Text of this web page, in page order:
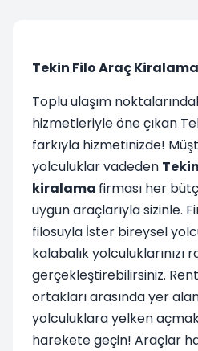
Tekin Filo Araç Kiralama
Toplu ulaşım
hizmetleriyle öne çıkan
farkıyla hizmetinizde!
yolculuklar vadeden
kiralama firması her
uygun araçlarıyla sizinle.
filosuyla İster bireysel
kalabalık yolculuklarınızı
gerçekleştirebilirsiniz.
ortakları arasında yer
yolculuklara yelken
harekete geçin! Araçlar